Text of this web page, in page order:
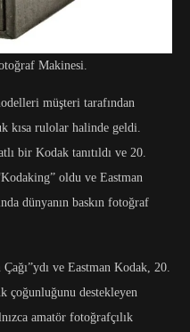
Makinesi.
müşteri tarafından
kısa rulolar halinde geldi.
bir Kodak tanıtıldı ve 20.
oldu ve Eastman
dünyanın baskın fotoğraf
ve Eastman Kodak, 20.
çoğunluğunu destekleyen
amatör fotoğrafçılık